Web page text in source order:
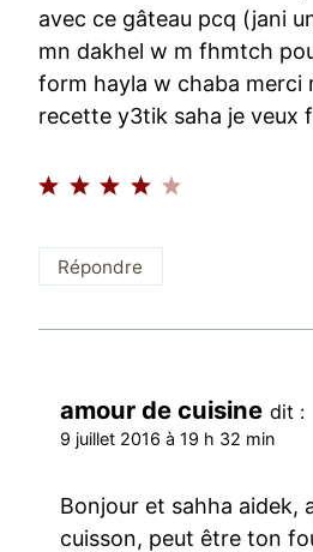
avec ce gâteau pcq (jani
mn dakhel w m fhmtch
form hayla w chaba merci
recette y3tik saha je veux
Répondre
amour de cuisine dit :
9 juillet 2016 à 19 h 32 min
Bonjour et sahha aidek,
cuisson, peut être ton